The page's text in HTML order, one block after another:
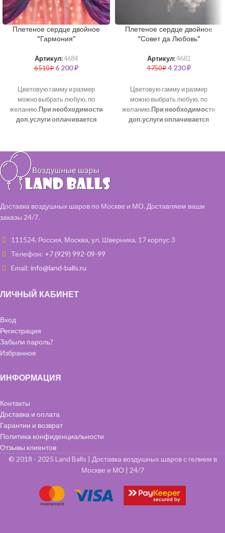
Плетеное сердце двойное
“Гармония”
Артикул:4684
6 510₽ 6 200₽
Цветовую гамму и размер
можно выбрать любую, по
желанию. При необходимости
доп.услуги оплачивается
рублей, вне зависимости от
размера и высоты.
стоимость демонтажа 500
рублей, вне зависимости от
размера и высоты.
рассчитывается отдельно.
Плетеное сердце двойное
“Совет да Любовь”
Артикул:4682
4 750₽ 4 230₽
Цветовую гамму и размер
можно выбрать любую, по
желанию. При необходимости
доп.услуги оплачивается
рублей, вне зависимости от
рассчитывается отдельно.
Доставка воздушных шаров по Москве и МО. Доставляем ваши
заказы 24/7.
111524, Россия, Москва, ул. Шверника, 17 корпус 3
Телефон: +7 (929) 992-09-99
Email: info@land-balls.ru
ЛИЧНЫЙ КАБИНЕТ
Вход
Регистрация
Забыли пароль?
Избранное
ИНФОРМАЦИЯ
Контакты
Доставка и оплата
Гарантии и возврат
Политика конфиденциальности
Отзывы клиентов
© 2018 - 2025 Land Balls | Доставка воздушных шаров с гелием в
Москве и МО | 24/7